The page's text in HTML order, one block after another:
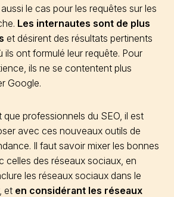
aussi le cas pour les requêtes sur les
Les internautes sont de plus
et désirent des résultats pertinents
ils ont formulé leur requête. Pour
ils ne se contentent plus
Google.
que professionnels du SEO, il est
avec ces nouveaux outils de
Il faut savoir mixer les bonnes
celles des réseaux sociaux, en
les réseaux sociaux dans le
et en considérant les réseaux